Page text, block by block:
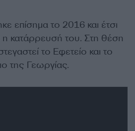
επίσημα το 2016 και έτσι
κατάρρευσή του. Στη θέση
το Εφετείο και το
της Γεωργίας.